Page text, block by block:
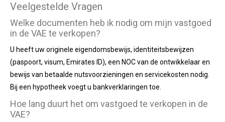
Veelgestelde Vragen
Welke documenten heb ik nodig om mijn vastgoed
in de VAE te verkopen?
U heeft uw originele eigendomsbewijs, identiteitsbewijzen
(paspoort, visum, Emirates ID), een NOC van de ontwikkelaar en
bewijs van betaalde nutsvoorzieningen en servicekosten nodig.
Bij een hypotheek voegt u bankverklaringen toe.
Hoe lang duurt het om vastgoed te verkopen in de
VAE?